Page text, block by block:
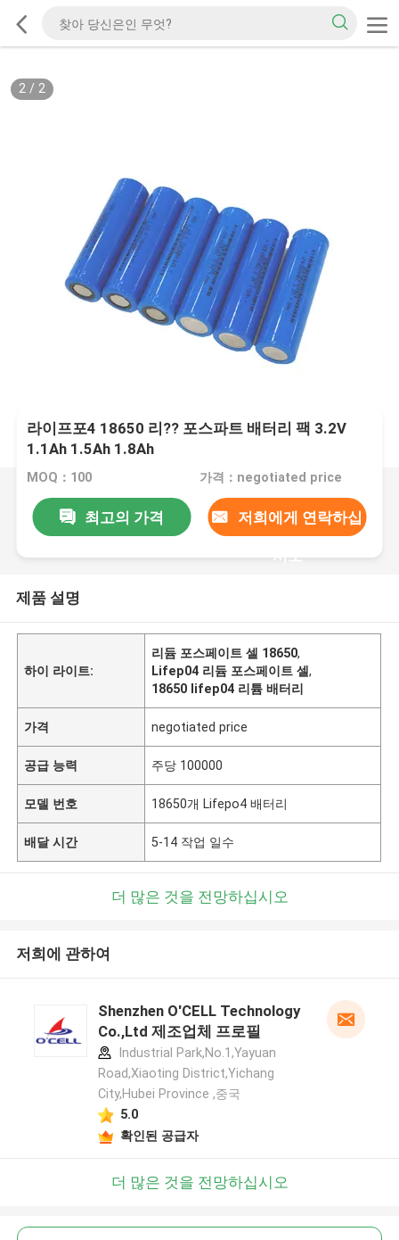
2/ 2
라이프포4 18650 리?? 포스파트 배터리 팩 3.2V
1.1Ah 1.5Ah 1.8Ah
MOQ：100 가격：negotiated price
최고의 가격 저희에게 연락하십
시오
제품 설명
하이 라이트:
리듐 포스페이트 셀 18650,
Lifep04 리듐 포스페이트 셀,
18650 lifep04 리튬 배터리
가격 negotiated price
공급 능력 주당 100000
모델 번호 18650개 Lifepo4 배터리
배달 시간 5-14 작업 일수
더 많은 것을 전망하십시오
저희에 관하여
Shenzhen O'CELL Technology
Co.,Ltd 제조업체 프로필
Industrial Park,No.1,Yayuan
Road,Xiaoting District,Yichang
City,Hubei Province ,중국
5.0
확인된 공급자
더 많은 것을 전망하십시오